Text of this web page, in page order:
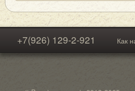
+7(926) 129-2-921 Как